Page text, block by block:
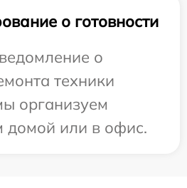
о готовности
о
техники
организуем
домой или в офис.